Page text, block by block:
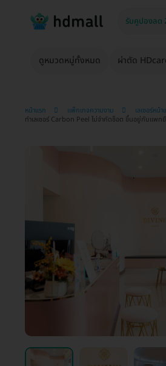
ดูหมวดหมู่ทั้งหมด ผ่าตัด
หน้าแรก แพ็กเกจความงาม
เลเซอร์ห
ทำเลเซอร์ Carbon Peel ไม่จำกัดช็อต ขึ้นอยู่กับแพท